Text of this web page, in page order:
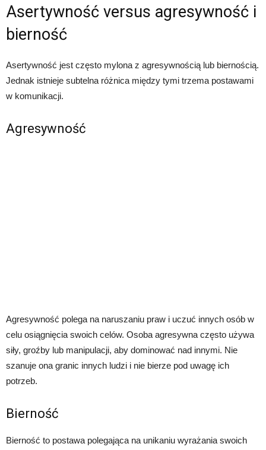
Asertywność versus agresywność i
bierność
Asertywność jest często mylona z agresywnością lub biernością.
Jednak istnieje subtelna różnica między tymi trzema postawami
w komunikacji.
Agresywność
Agresywność polega na naruszaniu praw i uczuć innych osób w
celu osiągnięcia swoich celów. Osoba agresywna często używa
siły, groźby lub manipulacji, aby dominować nad innymi. Nie
szanuje ona granic innych ludzi i nie bierze pod uwagę ich
potrzeb.
Bierność
Bierność to postawa polegająca na unikaniu wyrażania swoich